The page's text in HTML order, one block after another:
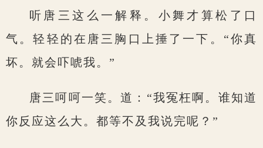
听唐三这么一解释。小舞才算松了口
气。轻轻的在唐三胸口上捶了一下。“你真
坏。就会吓唬我。”
唐三呵呵一笑。道：“我冤枉啊。谁知道
你反应这么大。都等不及我说完呢？”